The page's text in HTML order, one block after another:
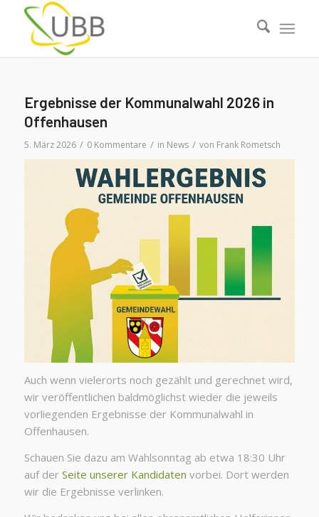
Ergebnisse der Kommunalwahl 2026 in
Offenhausen
5. März 2026 / 0 Kommentare / in News / von Frank Rometsch
Auch wenn vielerorts noch gezählt und gerechnet wird,
wir veröffentlichen baldmöglichst wieder die jeweils
vorliegenden Ergebnisse der Kommunalwahl in
Offenhausen.
Schauen Sie dazu am Wahlsonntag ab etwa 18:30 Uhr
auf der Seite unserer Kandidaten vorbei. Dort werden
wir die Ergebnisse verlinken.